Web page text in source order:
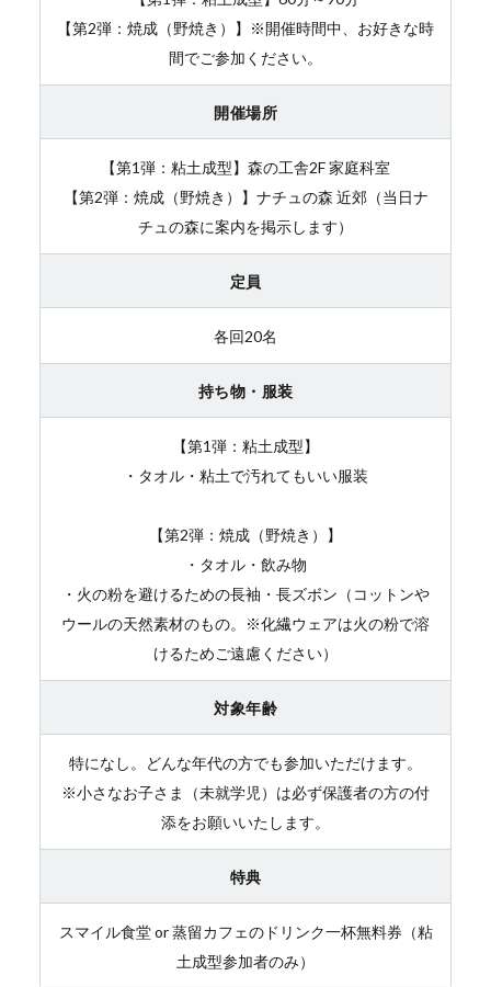
【第2弾：焼成（野焼き）】※開催時間中、お好きな時
間でご参加ください。
開催場所
【第1弾：粘土成型】森の工舎2F 家庭科室
【第2弾：焼成（野焼き）】ナチュの森 近郊（当日ナ
チュの森に案内を掲示します）
定員
各回20名
持ち物・服装
【第1弾：粘土成型】
・タオル・粘土で汚れてもいい服装
【第2弾：焼成（野焼き）】
・タオル・飲み物
・火の粉を避けるための長袖・長ズボン（コットンや
ウールの天然素材のもの。※化繊ウェアは火の粉で溶
けるためご遠慮ください）
対象年齢
特になし。どんな年代の方でも参加いただけます。
※小さなお子さま（未就学児）は必ず保護者の方の付
添をお願いいたします。
特典
スマイル食堂 or 蒸留カフェのドリンク一杯無料券（粘
土成型参加者のみ）